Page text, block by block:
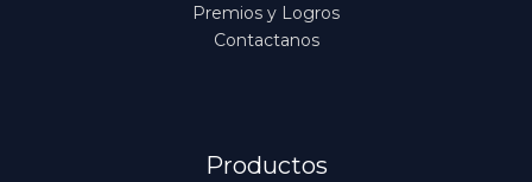
Premios y Logros
Contactanos
Productos